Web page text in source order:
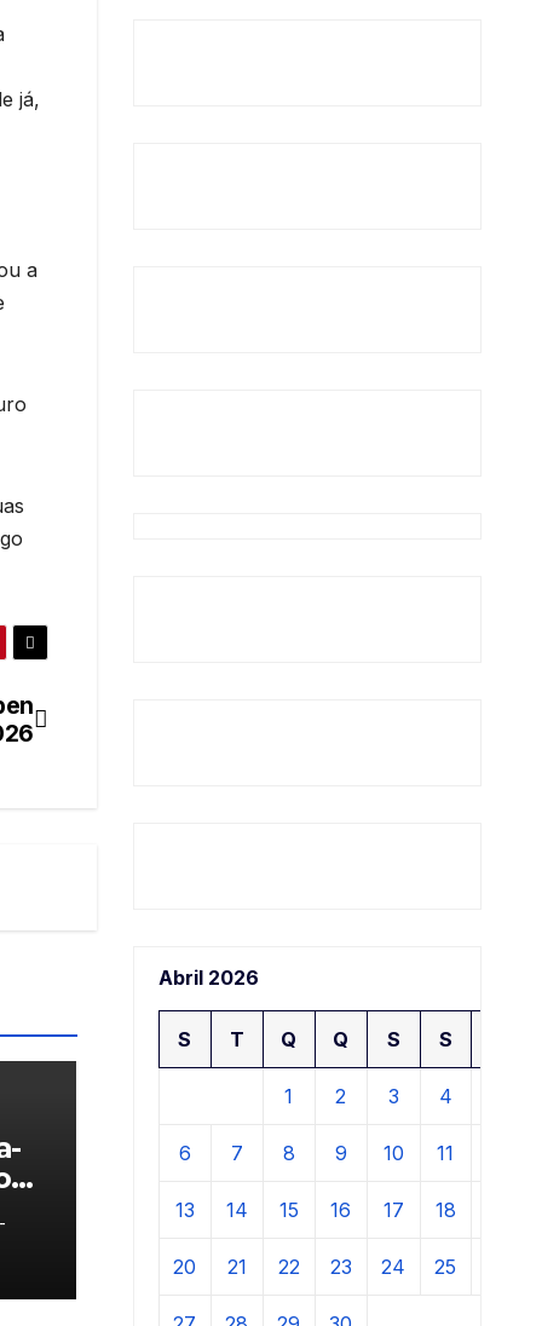
já,
a
Abril 2026
S T Q Q S S
1 2 3 4
6 7 8 9 10 11
13 14 15 16 17 18
20 21 22 23 24 25